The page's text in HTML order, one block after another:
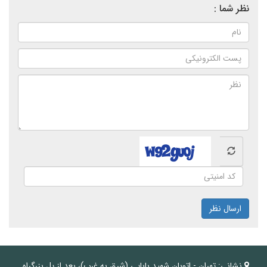
نظر شما :
ارسال نظر